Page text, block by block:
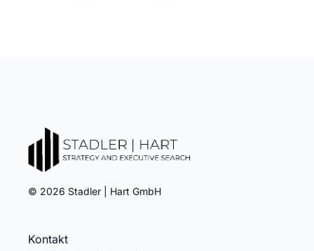
© 2026 Stadler | Hart GmbH
Kontakt